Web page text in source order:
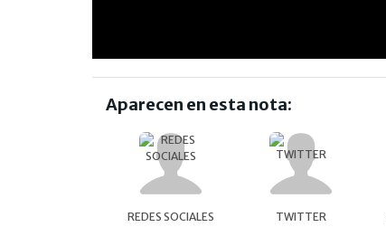
Aparecen en esta nota:
REDES SOCIALES TWITTER